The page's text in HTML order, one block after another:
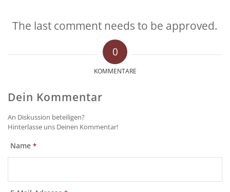
The last comment needs to be approved.
0
KOMMENTARE
Dein Kommentar
An Diskussion beteiligen?
Hinterlasse uns Deinen Kommentar!
Name *